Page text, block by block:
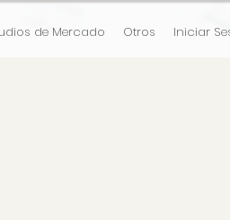
de Mercado Otros Iniciar